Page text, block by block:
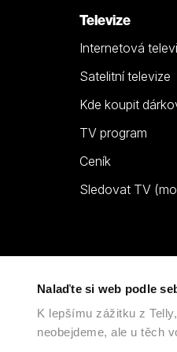
Nalaďte si web podle
K lepšímu zážitku z
neobejdeme, ale u těch
Televize
Internetová
Satelitní televize
Kde koupit
TV program
Ceník
Sledovat TV
skupiny LAMA ENERGY